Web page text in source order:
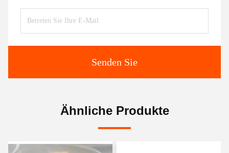
Senden Sie
Ähnliche Produkte